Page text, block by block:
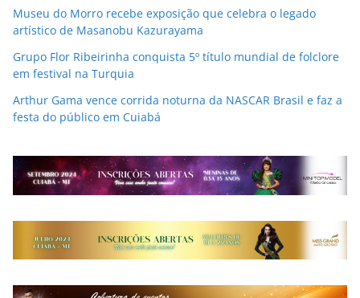
Museu do Morro recebe exposição que celebra o legado
artístico de Masanobu Kazurayama
Grupo Flor Ribeirinha conquista 5º título mundial de folclore
em festival na Turquia
Arthur Gama vence corrida noturna da NASCAR Brasil e faz a
festa do público em Cuiabá